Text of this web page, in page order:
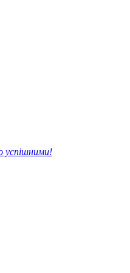
успішними!